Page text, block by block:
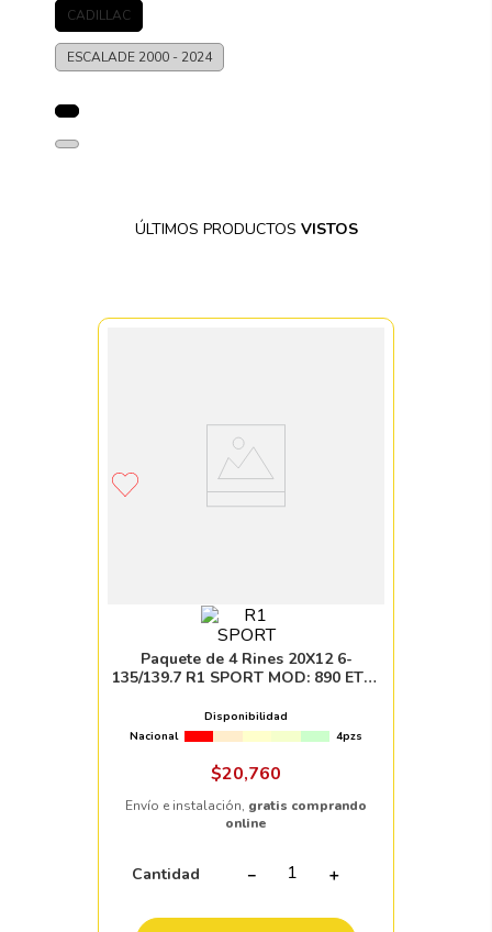
CADILLAC
ESCALADE 2000 - 2024
ÚLTIMOS PRODUCTOS VISTOS
Paquete de 4 Rines 20X12 6-
135/139.7 R1 SPORT MOD: 890 ET51
Disponibilidad
Nacional
4pzs
$20,760
Envío e instalación, gratis comprando
online
Cantidad ＋
－